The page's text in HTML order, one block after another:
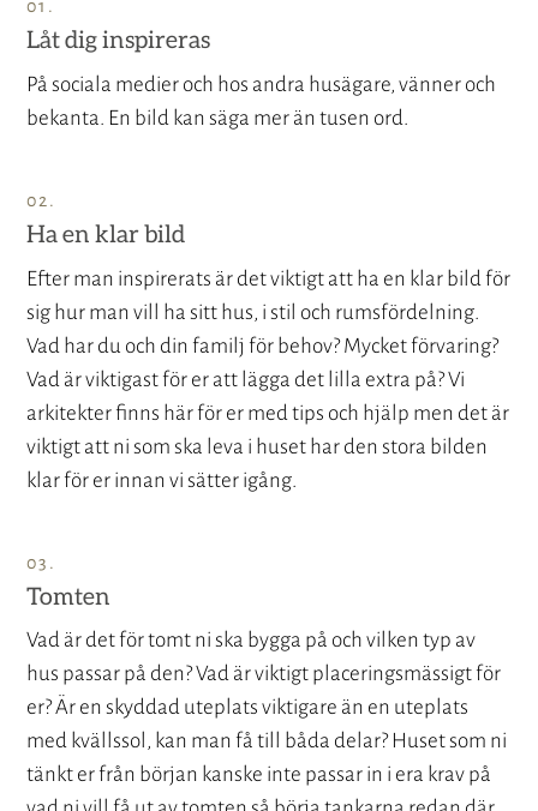
Låt dig inspireras
På sociala medier och hos andra husägare, vänner och
bekanta. En bild kan säga mer än tusen ord.
Ha en klar bild
Efter man inspirerats är det viktigt att ha en klar bild för
sig hur man vill ha sitt hus, i stil och rumsfördelning.
Vad har du och din familj för behov? Mycket förvaring?
Vad är viktigast för er att lägga det lilla extra på? Vi
arkitekter finns här för er med tips och hjälp men det är
viktigt att ni som ska leva i huset har den stora bilden
klar för er innan vi sätter igång.
Tomten
Vad är det för tomt ni ska bygga på och vilken typ av
hus passar på den? Vad är viktigt placeringsmässigt för
er? Är en skyddad uteplats viktigare än en uteplats
med kvällssol, kan man få till båda delar? Huset som ni
tänkt er från början kanske inte passar in i era krav på